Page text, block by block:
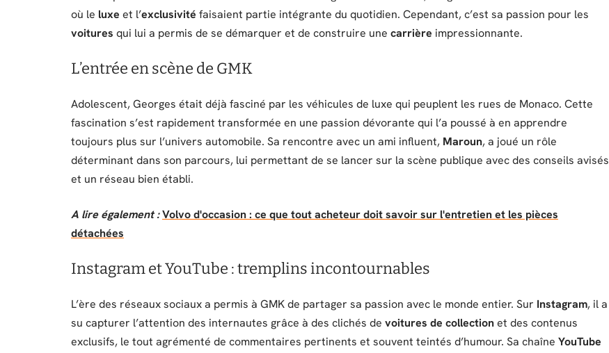
où le luxe et l’exclusivité faisaient partie intégrante du quotidien. Cependant, c’est sa passion pour les
voitures qui lui a permis de se démarquer et de construire une carrière impressionnante.
L’entrée en scène de GMK
Adolescent, Georges était déjà fasciné par les véhicules de luxe qui peuplent les rues de Monaco. Cette
fascination s’est rapidement transformée en une passion dévorante qui l’a poussé à en apprendre
toujours plus sur l’univers automobile. Sa rencontre avec un ami influent, Maroun, a joué un rôle
déterminant dans son parcours, lui permettant de se lancer sur la scène publique avec des conseils avisés
et un réseau bien établi.
A lire également :Volvo d'occasion : ce que tout acheteur doit savoir sur l'entretien et les pièces
détachées
Instagram et YouTube : tremplins incontournables
L’ère des réseaux sociaux a permis à GMK de partager sa passion avec le monde entier. Sur Instagram, il a
su capturer l’attention des internautes grâce à des clichés de voitures de collectionet des contenus
exclusifs, le tout agrémenté de commentaires pertinents et souvent teintés d’humour. Sa chaîne YouTube